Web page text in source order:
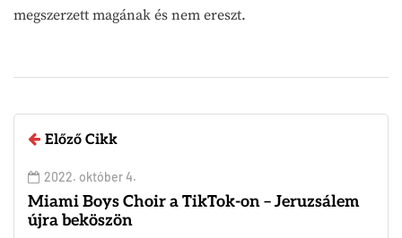
megszerzett magának és nem ereszt.
Előző Cikk
2022. október 4.
Miami Boys Choir a TikTok-on – Jeruzsálem
újra beköszön